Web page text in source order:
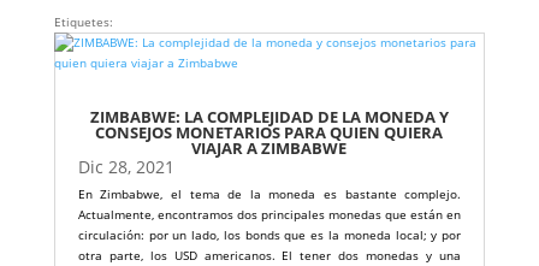
Etiquetes:
ZIMBABWE: LA COMPLEJIDAD DE LA MONEDA Y
CONSEJOS MONETARIOS PARA QUIEN QUIERA
VIAJAR A ZIMBABWE
Dic 28, 2021
En Zimbabwe, el tema de la moneda es bastante complejo.
Actualmente, encontramos dos principales monedas que están en
circulación: por un lado, los bonds que es la moneda local; y por
otra parte, los USD americanos. El tener dos monedas y una